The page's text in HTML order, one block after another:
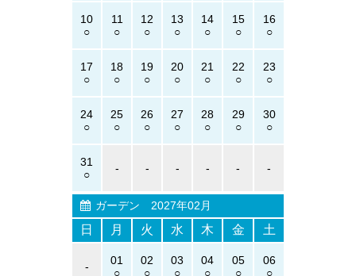
10 11 12 13 14 15 16
17 18 19 20 21 22 23
24 25 26 27 28 29 30
31 - - - - - -
ガーデン 2027年02月
日 月 火 水 木 金 土
- 01 02 03 04 05 06